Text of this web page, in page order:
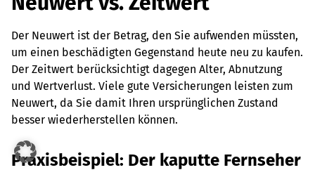
Der Neuwert ist der Betrag, den Sie aufwenden müssten,
um einen beschädigten Gegenstand heute neu zu kaufen.
Der Zeitwert berücksichtigt dagegen Alter, Abnutzung
und Wertverlust. Viele gute Versicherungen leisten zum
Neuwert, da Sie damit Ihren ursprünglichen Zustand
besser wiederherstellen können.
Praxisbeispiel: Der kaputte Fernseher